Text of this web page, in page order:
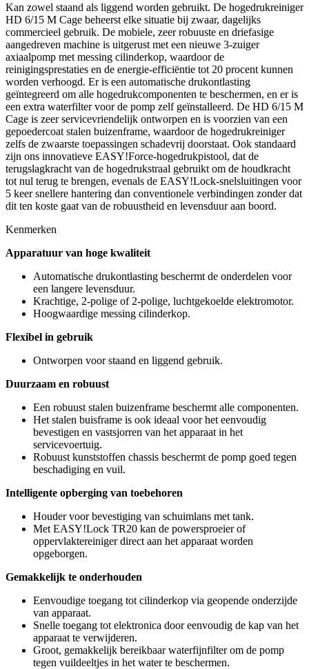
Kan zowel staand als liggend worden gebruikt. De hogedrukreiniger
HD 6/15 M Cage beheerst elke situatie bij zwaar, dagelijks
commercieel gebruik. De mobiele, zeer robuuste en driefasige
aangedreven machine is uitgerust met een nieuwe 3-zuiger
axiaalpomp met messing cilinderkop, waardoor de
reinigingsprestaties en de energie-efficiëntie tot 20 procent kunnen
worden verhoogd. Er is een automatische drukontlasting
geïntegreerd om alle hogedrukcomponenten te beschermen, en er is
een extra waterfilter voor de pomp zelf geïnstalleerd. De HD 6/15 M
Cage is zeer servicevriendelijk ontworpen en is voorzien van een
gepoedercoat stalen buizenframe, waardoor de hogedrukreiniger
zelfs de zwaarste toepassingen schadevrij doorstaat. Ook standaard
zijn ons innovatieve EASY!Force-hogedrukpistool, dat de
terugslagkracht van de hogedrukstraal gebruikt om de houdkracht
tot nul terug te brengen, evenals de EASY!Lock-snelsluitingen voor
5 keer snellere hantering dan conventionele verbindingen zonder dat
dit ten koste gaat van de robuustheid en levensduur aan boord.
Kenmerken
Apparatuur van hoge kwaliteit
Automatische drukontlasting beschermt de onderdelen voor
een langere levensduur.
Krachtige, 2-polige of 2-polige, luchtgekoelde elektromotor.
Hoogwaardige messing cilinderkop.
Flexibel in gebruik
Ontworpen voor staand en liggend gebruik.
Duurzaam en robuust
Een robuust stalen buizenframe beschermt alle componenten.
Het stalen buisframe is ook ideaal voor het eenvoudig
bevestigen en vastsjorren van het apparaat in het
servicevoertuig.
Robuust kunststoffen chassis beschermt de pomp goed tegen
beschadiging en vuil.
Intelligente opberging van toebehoren
Houder voor bevestiging van schuimlans met tank.
Met EASY!Lock TR20 kan de powersproeier of
oppervlaktereiniger direct aan het apparaat worden
opgeborgen.
Gemakkelijk te onderhouden
Eenvoudige toegang tot cilinderkop via geopende onderzijde
van apparaat.
Snelle toegang tot elektronica door eenvoudig de kap van het
apparaat te verwijderen.
Groot, gemakkelijk bereikbaar waterfijnfilter om de pomp
tegen vuildeeltjes in het water te beschermen.